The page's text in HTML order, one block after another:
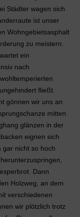
Städter wagen sich
ist unser
Wohngebietsasphalt
zu meistern.
ein
nach
fließt.
gönnen wir uns an
mitten
glänzen in der
eignen sich
gar nicht so hoch
Dann
Holzweg, an dem
verschiedenen
wir plötzlich trotz